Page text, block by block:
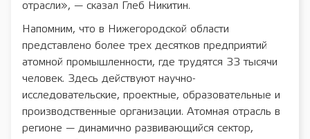
отрасли», — сказал Глеб Никитин.
Напомним, что в Нижегородской области
представлено более трех десятков предприятий
атомной промышленности, где трудятся 33 тысячи
человек. Здесь действуют научно-
исследовательские, проектные, образовательные и
производственные организации. Атомная отрасль в
регионе — динамично развивающийся сектор,